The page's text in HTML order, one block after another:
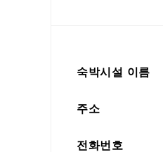
숙박시설 이름
주소
전화번호